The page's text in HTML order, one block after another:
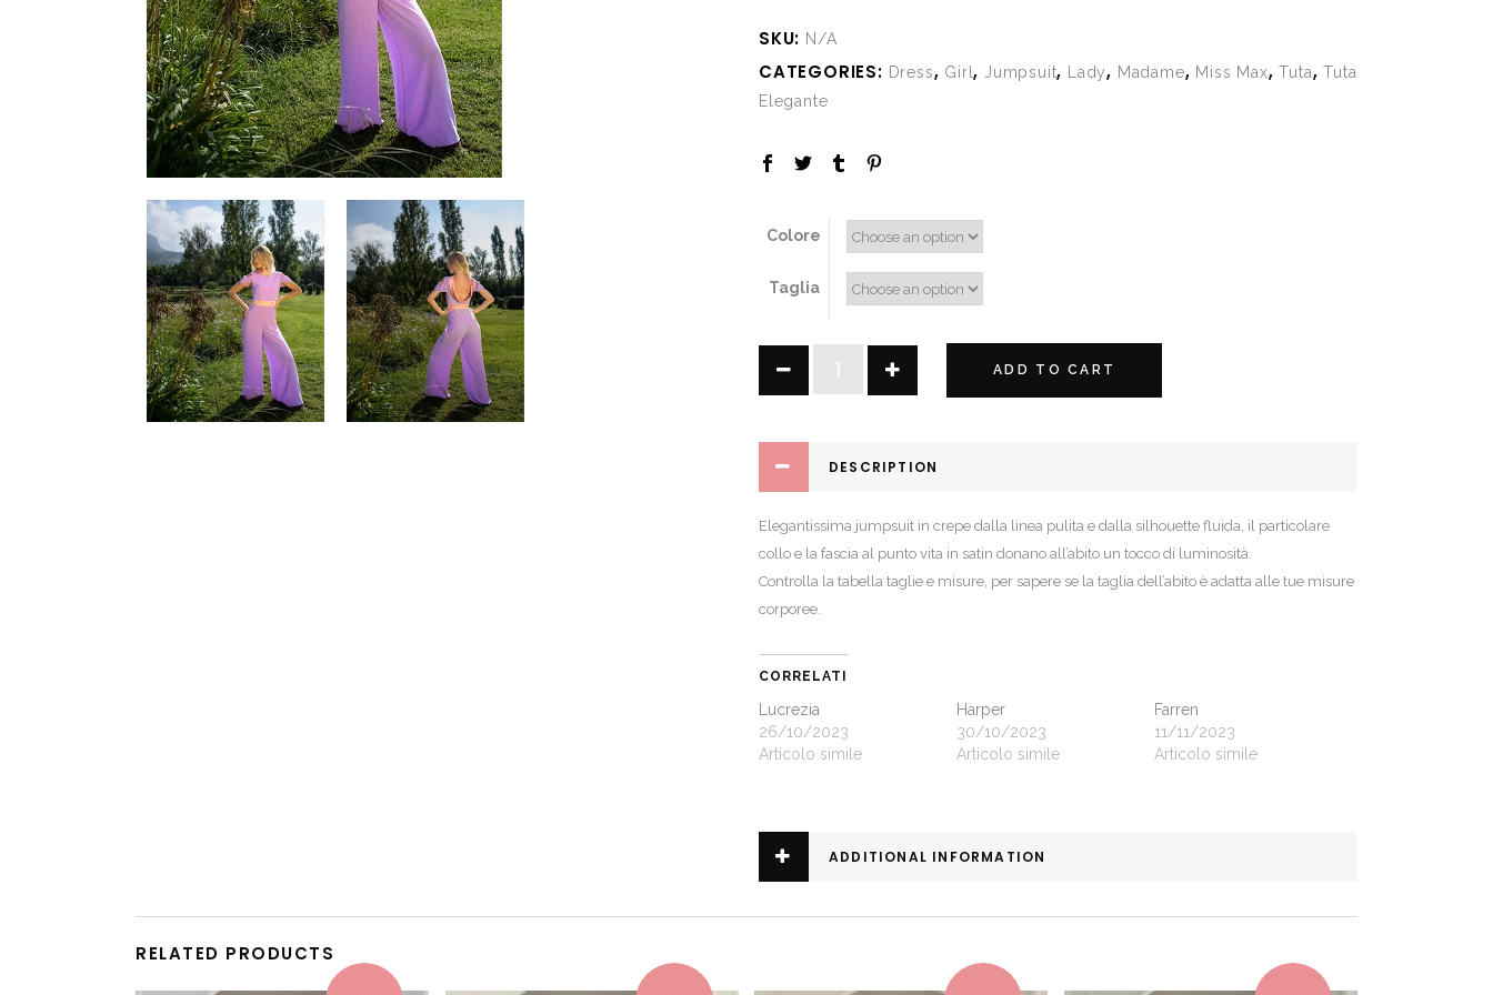
SKU: N/A
CATEGORIES: Dress, Girl , Jumpsuit, Lady, Madame, Miss Max,Tuta,Tuta
Elegante
Colore
Taglia
ADD TO CART
DESCRIPTION
Elegantissima jumpsuit in crepe dalla linea pulita e dalla silhouette fluida, il particolare
collo e la fascia al punto vita in satin donano all’abito un tocco di luminosità.
Controlla la tabella taglie e misure, per sapere se la taglia dell’abito è adatta alle tue misure
corporee.
CORRELATI
Lucrezia
26/10/2023
Articolo simile
Harper
30/10/2023
Articolo simile
Farren
11/11/2023
Articolo simile
ADDITIONAL INFORMATION
RELATED PRODUCTS
This product has multiple variants. The options may be chosen on the product page This product has multiple variants. The options may be chosen on the product page This product has multiple variants. The options may be chosen on the product page This product has multiple variants. The options may be chosen on the product page